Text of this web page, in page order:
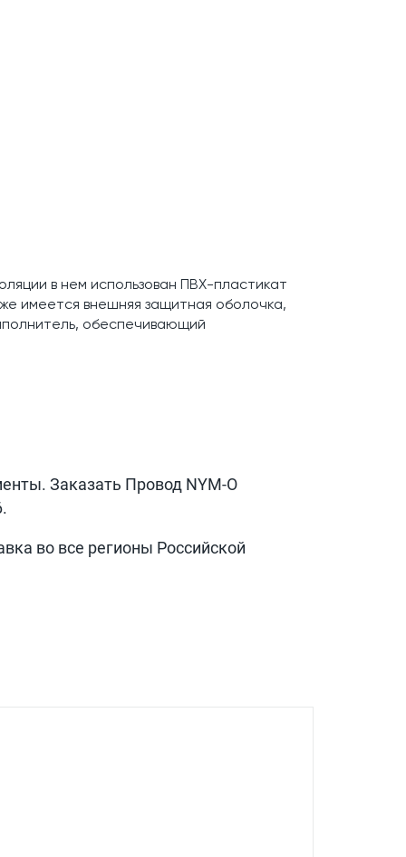
в нем использован ПВХ-пластикат
имеется внешняя защитная оболочка,
обеспечивающий
Заказать Провод NYM-O
.
во все регионы Российской